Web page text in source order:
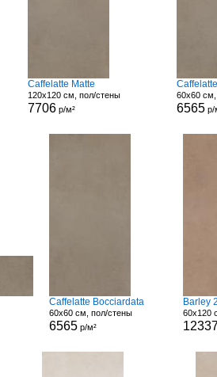
Caffelatte Matte
120x120 см, пол/стены
7706 р/м²
60x60
6565 р/
Caffelatte Bocciardata
60x60 см, пол/стены
6565р/м²
Barley
60x120